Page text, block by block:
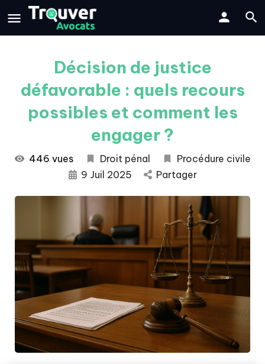
Décision de justice
défavorable : quels recours
possibles et comment les
engager ?
446 vues Droit pénal
Procédure civile
9 Juil 2025
Partager